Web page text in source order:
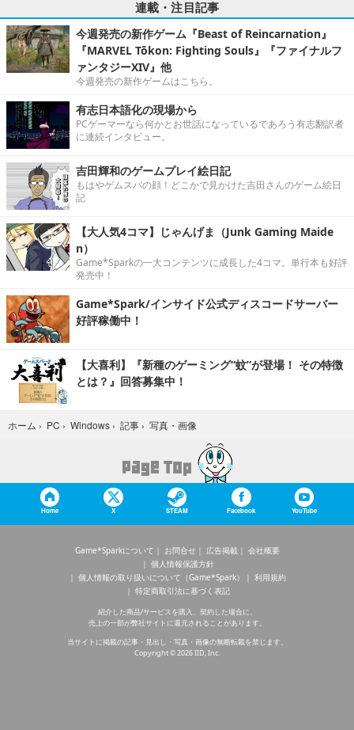
連載・注目記事
今週発売の新作ゲーム『Beast of Reincarnation』
『MARVEL Tōkon: Fighting Souls』『ファイナルフ
ァンタジーXIV』他
今週発売の新作ゲームはこちら。
有志日本語化の現場から
PCゲーマーなら何かとお世話になっているであろう有志翻訳者
に連続インタビュー。
吉田輝和のゲームプレイ絵日記
もはやゲムスパの顔！どこかで見かけた吉田さんのゲーム絵日
記
【大人気4コマ】じゃんげま（Junk Gaming Maide
n）
Game*Sparkの一大コンテンツに成長した4コマ。単行本も好評
発売中！
Game*Spark/インサイド公式ディスコードサーバー
好評稼働中！
【大喜利】『新種のゲーミング“蚊”が登場！ その特徴
とは？』回答募集中！
ホーム › PC › Windows › 記事 › 写真・画像
Home X STEAM Facebook YouTube
Game*Sparkについて お問合せ 広告掲載
会社概要
個人情報保護方針
個人情報の取り扱いについて（Game*Spark）
利用規約
特定商取引法に基づく表記
紹介した商品/サービスを購入、契約した場合に、
売上の一部が弊社サイトに還元されることがあります。
当サイトに掲載の記事・見出し・写真・画像の無断転載を禁じます。
Copyright © 2026 IID, Inc.